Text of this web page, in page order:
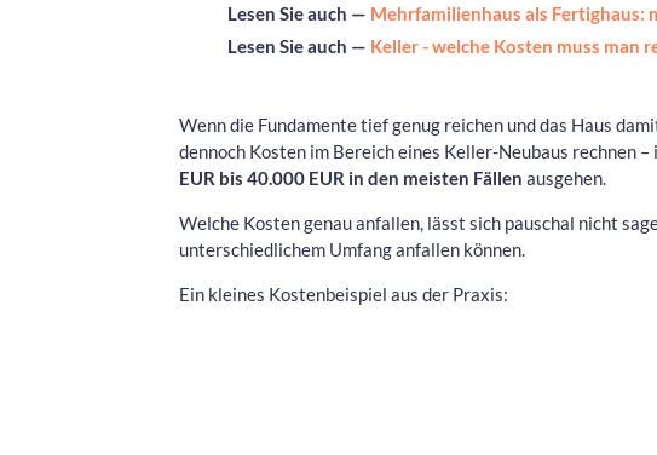
Lesen Sie auch — Mehrfamilienhaus als Fertighaus:
Lesen Sie auch — Keller - welche Kosten muss man
Wenn die Fundamente tief genug reichen und das Haus
dennoch Kosten im Bereich eines Keller-Neubaus rechnen
EUR bis 40.000 EUR in den meisten Fällen ausgehen.
Welche Kosten genau anfallen, lässt sich pauschal nicht
unterschiedlichem Umfang anfallen können.
Ein kleines Kostenbeispiel aus der Praxis: